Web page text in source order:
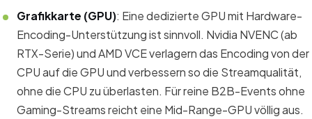
Grafikkarte (GPU): Eine dedizierte GPU mit Hardware-
Encoding-Unterstützung ist sinnvoll. Nvidia NVENC (ab
RTX-Serie) und AMD VCE verlagern das Encoding von der
CPU auf die GPU und verbessern so die Streamqualität,
ohne die CPU zu überlasten. Für reine B2B-Events ohne
Gaming-Streams reicht eine Mid-Range-GPU völlig aus.